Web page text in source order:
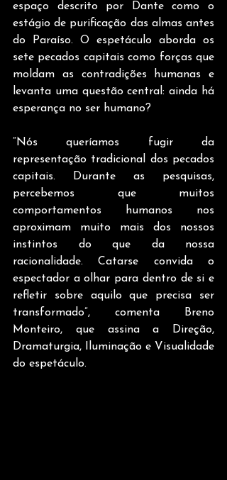
espaço descrito por Dante como o
estágio de purificação das almas antes
do Paraíso. O espetáculo aborda os
sete pecados capitais como forças que
moldam as contradições humanas e
levanta uma questão central: ainda há
esperança no ser humano?
“Nós queríamos fugir da
representação tradicional dos pecados
capitais. Durante as pesquisas,
percebemos que muitos
comportamentos humanos nos
aproximam muito mais dos nossos
instintos do que da nossa
racionalidade. Catarse convida o
espectador a olhar para dentro de si e
refletir sobre aquilo que precisa ser
transformado”, comenta Breno
Monteiro, que assina a Direção,
Dramaturgia, Iluminação e Visualidade
do espetáculo.